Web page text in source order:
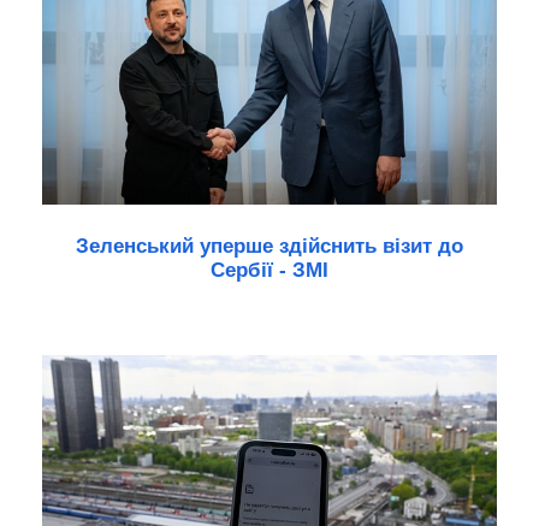
Зеленський уперше здійснить візит до
Сербії - ЗМІ